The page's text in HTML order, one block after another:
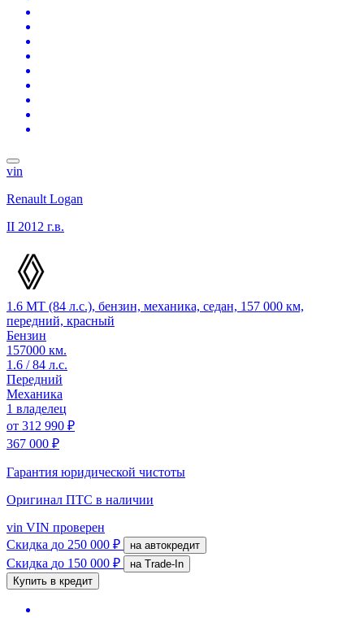
vin
Renault Logan
II 2012 г.в.
1.6 MT (84 л.с.), бензин, механика, седан, 157 000 км,
передний, красный
Бензин
157000 км.
1.6 / 84 л.с.
Передний
Механика
1 владелец
от 312 990 ₽
367 000 ₽
Гарантия юридической чистоты
Оригинал ПТС в наличии
vin VIN проверен
Скидка до 250 000 ₽ на автокредит
Скидка до 150 000 ₽
на Trade-In
Купить в кредит